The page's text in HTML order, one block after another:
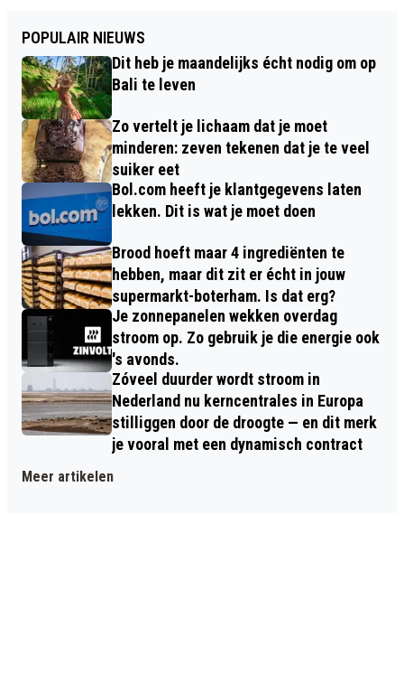
POPULAIR NIEUWS
Dit heb je maandelijks écht nodig om op
Bali te leven
Zo vertelt je lichaam dat je moet
minderen: zeven tekenen dat je te veel
suiker eet
Bol.com heeft je klantgegevens laten
lekken. Dit is wat je moet doen
Brood hoeft maar 4 ingrediënten te
hebben, maar dit zit er écht in jouw
supermarkt-boterham. Is dat erg?
Je zonnepanelen wekken overdag
stroom op. Zo gebruik je die energie ook
's avonds.
Zóveel duurder wordt stroom in
Nederland nu kerncentrales in Europa
stilliggen door de droogte — en dit merk
je vooral met een dynamisch contract
Meer artikelen